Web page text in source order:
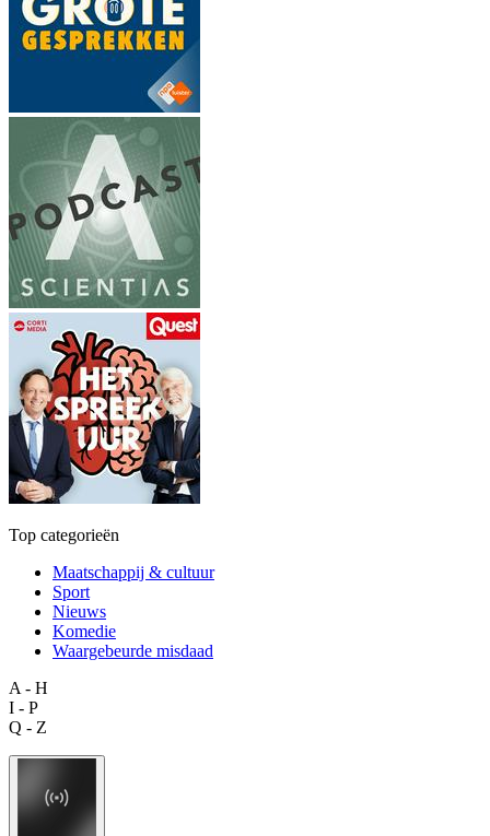
Top categorieën
Maatschappij & cultuur
Sport
Nieuws
Komedie
Waargebeurde misdaad
A - H
I - P
Q - Z